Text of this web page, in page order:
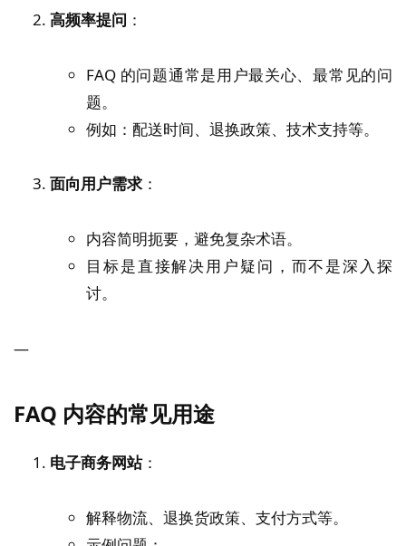
高频率提问 ：
FAQ 的问题通常是用户最关心、最常见的问
题。
例如：配送时间、退换政策、技术支持等。
面向用户需求：
内容简明扼要，避免复杂术语。
目标是直接解决用户疑问，而不是深入探
讨。
—
FAQ 内容的常见用途
电子商务网站：
解释物流、退换货政策、支付方式等。